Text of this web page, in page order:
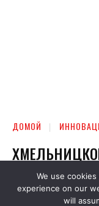
We use
experience on our
will